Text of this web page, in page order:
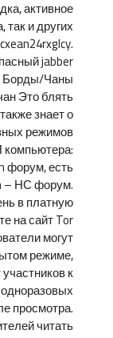
активное
и других
jabber
Борды/Чаны
Это блять
знает о
режимов
компьютера:
форум, есть
– НС форум.
в платную
на сайт Tor
могут
режиме,
к
просмотра.
читать